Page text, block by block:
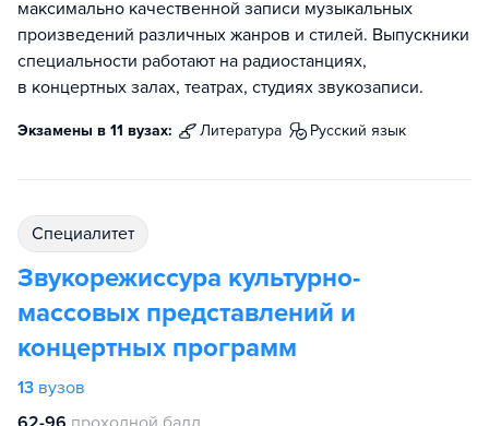
максимально качественной записи музыкальных
произведений различных жанров и стилей. Выпускники
специальности работают на радиостанциях,
в концертных залах, театрах, студиях звукозаписи.
Экзамены в 11 вузах: литература русский язык
специалитет
Звукорежиссура культурно-
массовых представлений и
концертных программ
13 вузов